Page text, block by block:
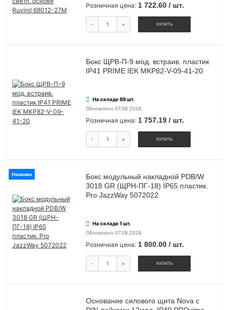
Розничная цена: 1 722.60 / шт.
- + КУПИТЬ
Бокс ЩРВ-П-9 мод. встраив. пластик
IP41 PRIME IEK MKP82-V-09-41-20
На складе 89 шт.
Обновлено 07.08.2026
Розничная цена: 1 757.19 / шт.
- + КУПИТЬ
Новинка
Бокс модульный накладной PDB/W
3018 GR (ЩРН-ПГ-18) IP65 пластик.
Pro JazzWay 5072022
На складе 1 шт.
Обновлено 07.08.2026
Розничная цена: 1 800.00 / шт.
- + КУПИТЬ
Основание силового щита Nova с